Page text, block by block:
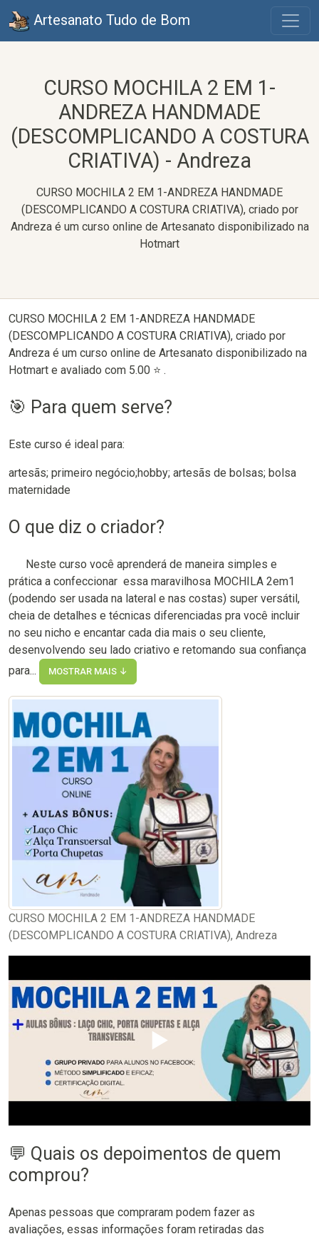
Artesanato Tudo de Bom
CURSO MOCHILA 2 EM 1-
ANDREZA HANDMADE
(DESCOMPLICANDO A COSTURA
CRIATIVA) - Andreza
CURSO MOCHILA 2 EM 1-ANDREZA HANDMADE
(DESCOMPLICANDO A COSTURA CRIATIVA), criado por
Andreza é um curso online de Artesanato disponibilizado na
Hotmart
CURSO MOCHILA 2 EM 1-ANDREZA HANDMADE
(DESCOMPLICANDO A COSTURA CRIATIVA), criado por
Andreza é um curso online de Artesanato disponibilizado na
Hotmart e avaliado com 5.00 ⭐ .
🎯 Para quem serve?
Este curso é ideal para:
artesãs; primeiro negócio;hobby; artesãs de bolsas; bolsa
maternidade
O que diz o criador?
Neste curso você aprenderá de maneira simples e
prática a confeccionar essa maravilhosa MOCHILA 2em1
(podendo ser usada na lateral e nas costas) super versátil,
cheia de detalhes e técnicas diferenciadas pra você incluir
no seu nicho e encantar cada dia mais o seu cliente,
desenvolvendo seu lado criativo e retomando sua confiança
para...
MOSTRAR MAIS ↓
CURSO MOCHILA 2 EM 1-ANDREZA HANDMADE
(DESCOMPLICANDO A COSTURA CRIATIVA), Andreza
▶️
💬 Quais os depoimentos de quem
comprou?
Apenas pessoas que compraram podem fazer as
avaliações, essas informações foram retiradas das